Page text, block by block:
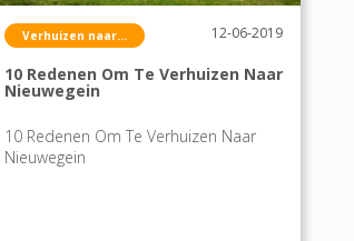
Verhuizen naar... 12-06-2019
10 Redenen Om Te Verhuizen Naar
Nieuwegein
10 Redenen Om Te Verhuizen Naar
Nieuwegein